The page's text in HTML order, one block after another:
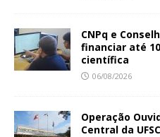
CNPq e
financiar até
científica
06/08/2026
Operação
Central da